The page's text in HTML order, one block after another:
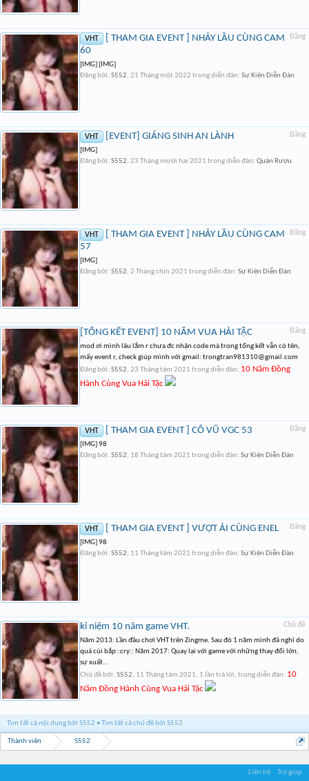
Đăng
VHT
[ THAM GIA EVENT ] NHẢY LẦU CÙNG CAM
60
[IMG] [IMG]
Đăng bởi: S552, 21 Tháng một 2022 trong diễn đàn: Sự Kiện Diễn Đàn
Đăng
VHT [EVENT] GIÁNG SINH AN LÀNH
[IMG]
Đăng bởi: S552, 23 Tháng mười hai 2021 trong diễn đàn: Quán Rượu
Đăng
VHT
[ THAM GIA EVENT ] NHẢY LẦU CÙNG CAM
57
[IMG]
Đăng bởi: S552, 2 Tháng chín 2021 trong diễn đàn: Sự Kiện Diễn Đàn
Đăng
[TỔNG KẾT EVENT] 10 NĂM VUA HẢI TẶC
mod ơi mình lâu lắm r chưa đc nhận code mà trong tổng kết vẫn có tên,
mấy event r, check giúp mình với gmail: trongtran981310@gmail.com
Đăng bởi: S552, 23 Tháng tám 2021 trong diễn đàn: 10 Năm Đồng
Hành Cùng Vua Hải Tặc
Đăng
VHT [ THAM GIA EVENT ] CỔ VŨ VGC 53
[IMG] 98
Đăng bởi: S552, 18 Tháng tám 2021 trong diễn đàn: Sự Kiện Diễn Đàn
Đăng
VHT [ THAM GIA EVENT ] VƯỢT ẢI CÙNG ENEL
[IMG] 98
Đăng bởi: S552, 11 Tháng tám 2021 trong diễn đàn: Sự Kiện Diễn Đàn
Chủ đề
kỉ niệm 10 năm game VHT.
Năm 2013: Lần đầu chơi VHT trên Zingme. Sau đó 1 năm mình đã nghỉ do
quá cùi bắp::cry:: Năm 2017: Quay lại với game với những thay đổi lớn,
sự xuất...
Chủ đề bởi: S552, 11 Tháng tám 2021, 1 lần trả lời, trong diễn đàn: 10
Năm Đồng Hành Cùng Vua Hải Tặc
Tìm tất cả nội dung bởi S552 Tìm tất cả chủ đề bởi S552
Thành viên S552
Liên hệ Trợ giúp